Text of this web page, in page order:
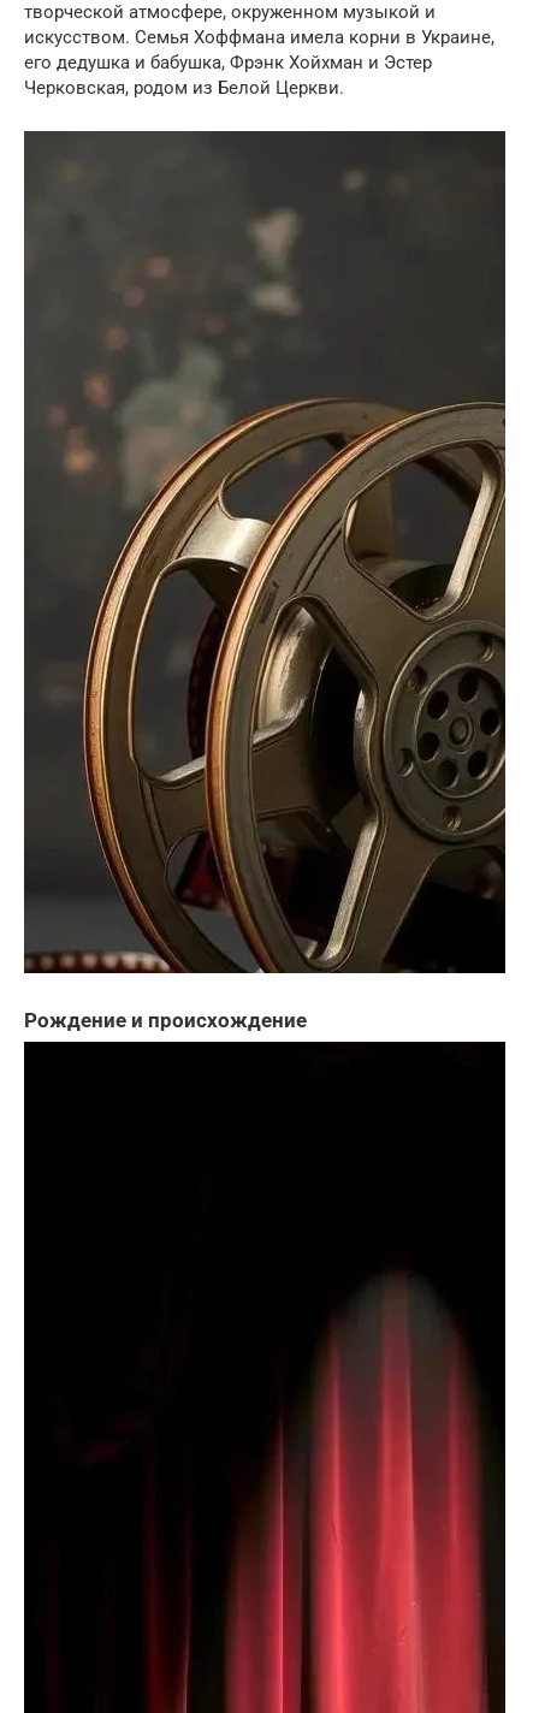
творческой атмосфере, окруженном музыкой и
искусством. Семья Хоффмана имела корни в Украине,
его дедушка и бабушка, Фрэнк Хойхман и Эстер
Черковская, родом из Белой Церкви.
Рождение и происхождение